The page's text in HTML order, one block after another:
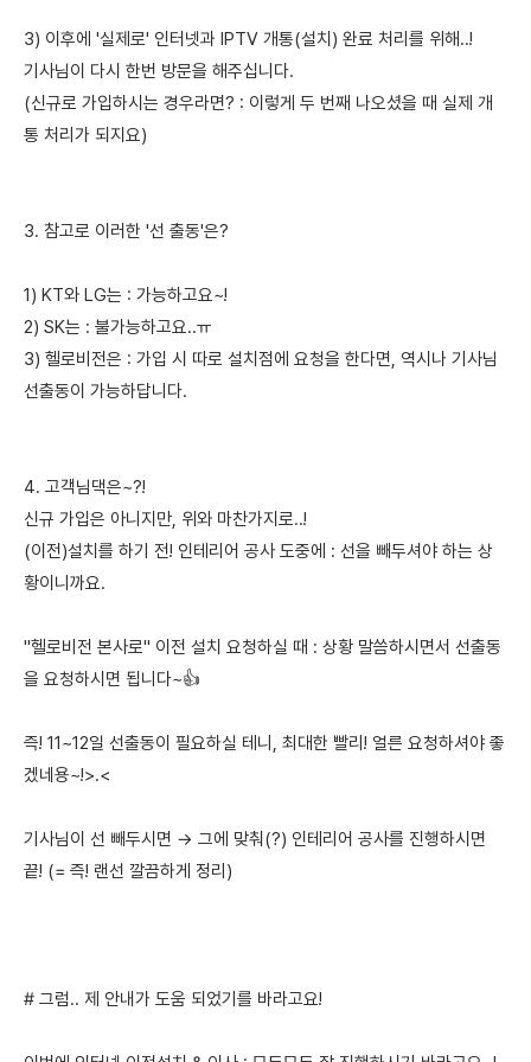
3) 이후에 '실제로' 인터넷과 IPTV 개통(설치) 완료 처리를 위해..!
기사님이 다시 한번 방문을 해주십니다.
(신규로 가입하시는 경우라면? : 이렇게 두 번째 나오셨을 때 실제 개
통 처리가 되지요)
3. 참고로 이러한 '선 출동'은?
1) KT와 LG는 : 가능하고요~!
2) SK는 : 불가능하고요..ㅠ
3) 헬로비전은 : 가입 시 따로 설치점에 요청을 한다면, 역시나 기사님
선출동이 가능하답니다.
4. 고객님댁은~?!
신규 가입은 아니지만, 위와 마찬가지로..!
(이전)설치를 하기 전! 인테리어 공사 도중에 : 선을 빼두셔야 하는 상
황이니까요.
"헬로비전 본사로" 이전 설치 요청하실 때 : 상황 말씀하시면서 선출동
을 요청하시면 됩니다~👍
즉! 11~12일 선출동이 필요하실 테니, 최대한 빨리! 얼른 요청하셔야 좋
겠네용~!>.<
기사님이 선 빼두시면 → 그에 맞춰(?) 인테리어 공사를 진행하시면
끝! (= 즉! 랜선 깔끔하게 정리)
# 그럼.. 제 안내가 도움 되었기를 바라고요!